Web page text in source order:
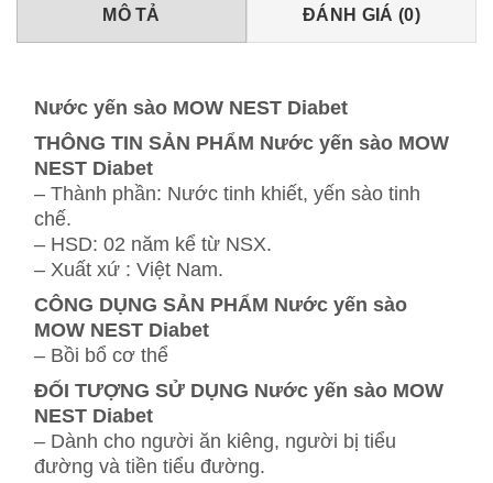
MÔ TẢ ĐÁNH GIÁ (0)
Nước yến sào MOW NEST Diabet
THÔNG TIN SẢN PHẨM Nước yến sào MOW
NEST Diabet
– Thành phần: Nước tinh khiết, yến sào tinh
chế.
– HSD: 02 năm kể từ NSX.
– Xuất xứ : Việt Nam.
CÔNG DỤNG SẢN PHẨM Nước yến sào
MOW NEST Diabet
– Bồi bổ cơ thể
ĐỐI TƯỢNG SỬ DỤNG Nước yến sào MOW
NEST Diabet
– Dành cho người ăn kiêng, người bị tiểu
đường và tiền tiểu đường.